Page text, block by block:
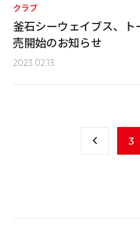
クラブ
釜石シーウェイブス、
売開始のお知らせ
2023.02.13
3